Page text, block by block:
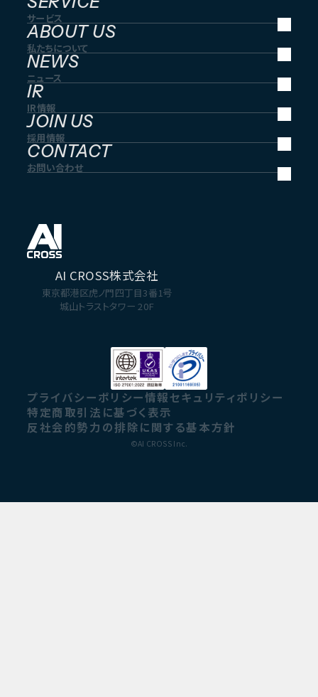
サービス
ABOUT US
私たちについて
NEWS
ニュース
IR
IR情報
JOIN US
採用情報
CONTACT
お問い合わせ
AI CROSS株式会社
東京都港区虎ノ門四丁目3番1号
城山トラストタワー 20F
プライバシーポリシー情報セキュリティポリシー
特定商取引法に基づく表示
反社会的勢力の排除に関する基本方針
©AI CROSS Inc.